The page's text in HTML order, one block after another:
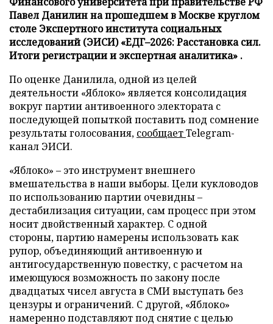
Павел Данилин на прошедшем в Москве круглом
столе Экспертного института социальных
исследований (ЭИСИ) «ЕДГ–2026: Расстановка сил.
Итоги регистрации и экспертная аналитика» .
По оценке Данилила, одной из целей
деятельности «Яблоко» является консолидация
вокруг партии антивоенного электората с
последующей попыткой поставить под сомнение
результаты голосования, сообщаетTelegram-
канал ЭИСИ.
«Яблоко» – это инструмент внешнего
вмешательства в наши выборы. Цели кукловодов
по использованию партии очевидны –
дестабилизация ситуации, сам процесс при этом
носит двойственный характер. С одной
стороны, партию намерены использовать как
рупор, объединяющий антивоенную и
антигосударственную повестку, с расчетом на
имеющуюся возможность по закону после
двадцатых чисел августа в СМИ выступать без
цензуры и ограничений. С другой, «Яблоко»
намеренно подставляют под снятие с целью